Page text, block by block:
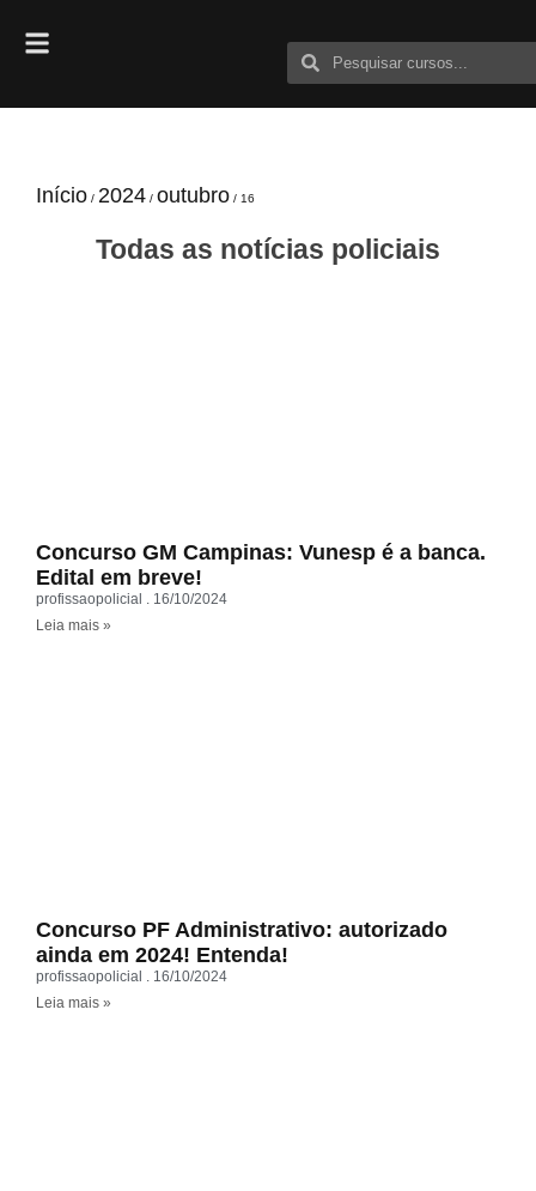
Início / 2024 / outubro / 16
Todas as notícias policiais
Concurso GM Campinas: Vunesp é a banca.
Edital em breve!
profissaopolicial
16/10/2024
Leia mais »
Concurso PF Administrativo: autorizado
ainda em 2024! Entenda!
profissaopolicial
16/10/2024
Leia mais »